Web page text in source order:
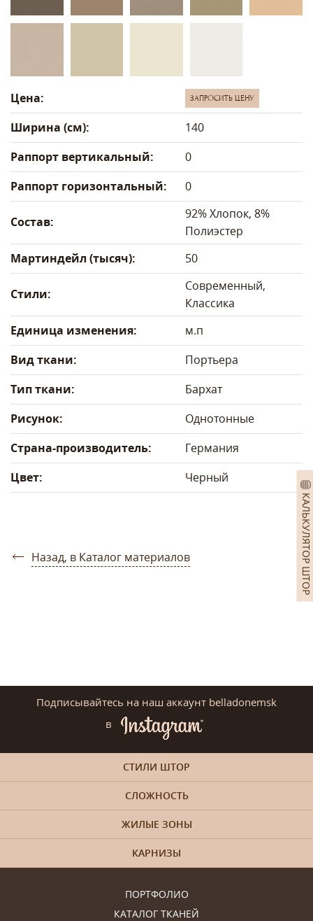
КАЛЬКУЛЯТОР ШТОР
Цена: ЗАПРОСИТЬ ЦЕНУ
Ширина (см):
140
Раппорт вертикальный:
0
Раппорт горизонтальный:
0
Состав:
92% Хлопок, 8%
Полиэстер
Мартиндейл (тысяч):
50
Стили:
Современный,
Классика
Единица изменения:
м.п
Вид ткани:
Портьера
Тип ткани:
Бархат
Рисунок:
Однотонные
Страна-производитель:
Германия
Цвет:
Черный
Назад, в Каталог материалов
Подписывайтесь на наш аккаунт belladonemsk
в
ПОРТФОЛИО
КАТАЛОГ ТКАНЕЙ
СТИЛИ ШТОР
СЛОЖНОСТЬ
ЖИЛЫЕ ЗОНЫ
КАРНИЗЫ